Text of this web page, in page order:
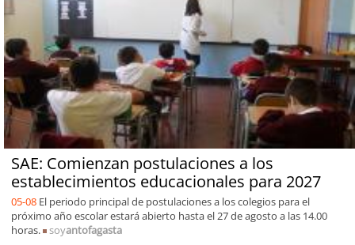
SAE: Comienzan postulaciones a los
establecimientos educacionales para 2027
05-08 El periodo principal de postulaciones a los colegios para el
próximo año escolar estará abierto hasta el 27 de agosto a las 14.00
horas.
soyantofagasta